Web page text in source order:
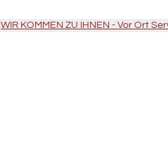
WIR KOMMEN ZU IHNEN - Vor Ort